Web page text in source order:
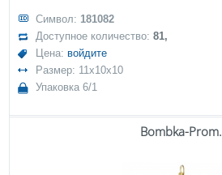
Символ: 181082
Доступное количество:81,
Цена: войдите
Размер: 11x10x10
Упаковка 6/1
Bombka-Prom.